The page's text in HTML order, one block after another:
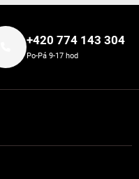
+420 774 143 304
Po-Pá 9-17 hod